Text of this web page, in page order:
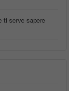
ti serve sapere